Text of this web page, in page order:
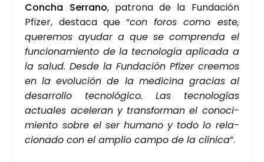
Con­cha Serrano, patro­na de la Fun­da­ción
Pfi­zer, des­ta­ca que “con foros como este,
que­re­mos ayu­dar a que se com­pren­da el
fun­cio­na­mien­to de la tec­no­lo­gía apli­ca­da a
la salud. Des­de la Fun­da­ción Pfi­zer cree­mos
en la evo­lu­ción de la medi­ci­na gra­cias al
desa­rro­llo tec­no­ló­gi­co. Las tec­no­lo­gías
actua­les ace­le­ran y trans­for­man el cono­ci­
mien­to sobre el ser humano y todo lo rela­
cio­na­do con el amplio cam­po de la clí­ni­ca”.